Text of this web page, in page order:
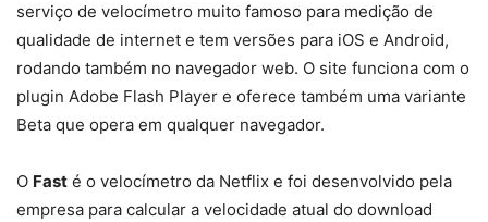
serviço de velocímetro muito famoso para medição de
qualidade de internet e tem versões para iOS e Android,
rodando também no navegador web. O site funciona com o
plugin Adobe Flash Player e oferece também uma variante
Beta que opera em qualquer navegador.
O Fast é o velocímetro da Netflix e foi desenvolvido pela
empresa para calcular a velocidade atual do download